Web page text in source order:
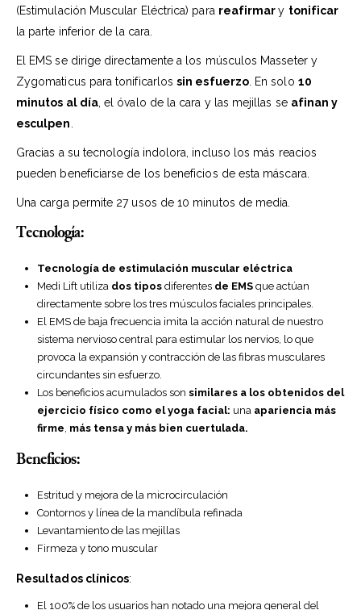
(Estimulación Muscular Eléctrica) para reafirmary tonificar
la parte inferior de la cara.
El EMS se dirige directamente a los músculos Masseter y
Zygomaticus para tonificarlossin esfuerzo. En solo 10
minutos al día, el óvalo de la cara y las mejillas se afinan y
esculpen
Gracias a su tecnología indolora, incluso los más reacios
pueden beneficiarse de los beneficios de esta máscara.
Una carga permite 27 usos de 10 minutos de media.
Tecnología:
Tecnología de estimulación muscular eléctrica
Medi Lift utiliza dos tipos diferentes de EMS que actúan
directamente sobre los tres músculos faciales principales.
El EMS de baja frecuencia imita la acción natural de nuestro
sistema nervioso central para estimular los nervios, lo que
provoca la expansión y contracción de las fibras musculares
circundantes sin esfuerzo.
Los beneficios acumulados son similares a los obtenidos del
ejercicio físico como el yoga facial: una apariencia más
firme más tensa y más bien cuertulada.
Beneficios:
Estritud y mejora de la microcirculación
Contornos y línea de la mandíbula refinada
Levantamiento de las mejillas
Firmeza y tono muscular
Resultados clínicos:
El 100% de los usuarios han notado una mejora general del